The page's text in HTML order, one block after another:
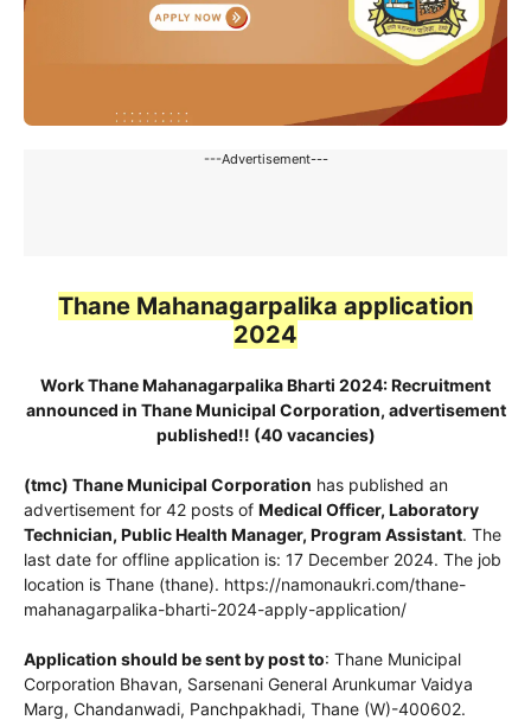
---Advertisement---
Thane Mahanagarpalika application
2024
Work Thane Mahanagarpalika Bharti 2024: Recruitment
announced in Thane Municipal Corporation, advertisement
published!! (40 vacancies)
(tmc) Thane Municipal Corporation has published an
advertisement for 42 posts of Medical Officer, Laboratory
Technician, Public Health Manager, Program Assistant. The
last date for offline application is: 17 December 2024. The job
location is Thane (thane). https://namonaukri.com/thane-
mahanagarpalika-bharti-2024-apply-application/
Application should be sent by post to: Thane Municipal
Corporation Bhavan, Sarsenani General Arunkumar Vaidya
Marg, Chandanwadi, Panchpakhadi, Thane (W)-400602.